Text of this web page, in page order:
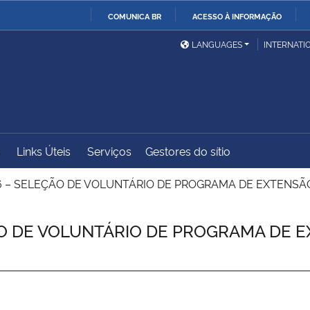
COMUNICA BR ACESSO À INFORMAÇÃO
Ministério da Defesa
Ministério das Relações
Exteriores
Ministério do
Desenvolvimento Regional
Controladoria-Geral da
União
Advocacia-Geral da União Banco Central do Brasil
LANGUAGES
Links Úteis Serviços Gestores do sítio
SELEÇÃO DE VOLUNTÁRIO DE PROGRAMA DE
VOLUNTÁRIO DE PROGRAMA DE